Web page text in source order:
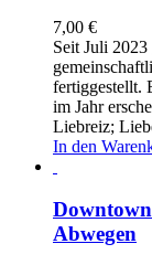
7,00 €
Seit Juli
im Jahr
Liebreiz;
In den
Abwegen